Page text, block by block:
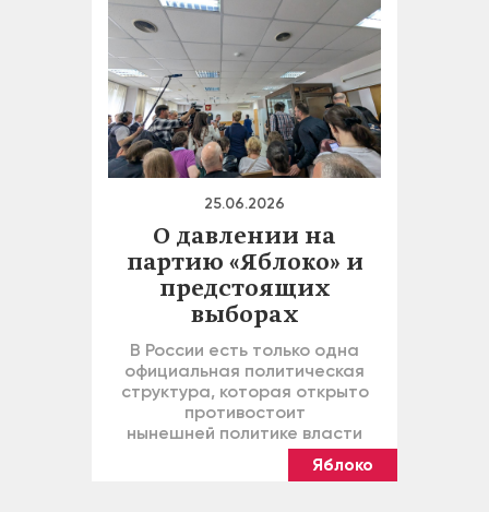
25.06.2026
О давлении на
партию «Яблоко» и
предстоящих
выборах
В России есть только одна
официальная политическая
структура, которая открыто
противостоит
нынешней политике власти
Яблоко